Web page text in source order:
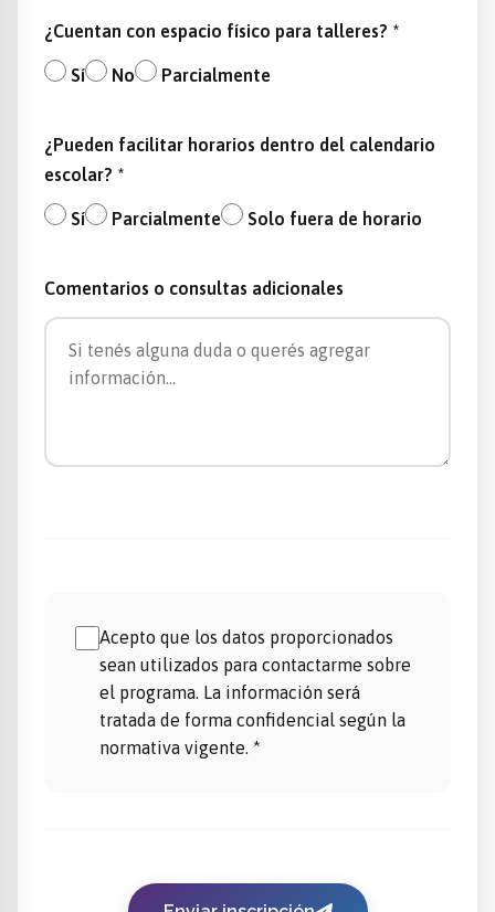
¿Cuentan con espacio físico para talleres? *
Sí No Parcialmente
¿Pueden facilitar horarios dentro del calendario
escolar? *
Sí Parcialmente Solo fuera de horario
Comentarios o consultas adicionales
Acepto que los datos proporcionados
sean utilizados para contactarme sobre
el programa. La información será
tratada de forma confidencial según la
normativa vigente. *